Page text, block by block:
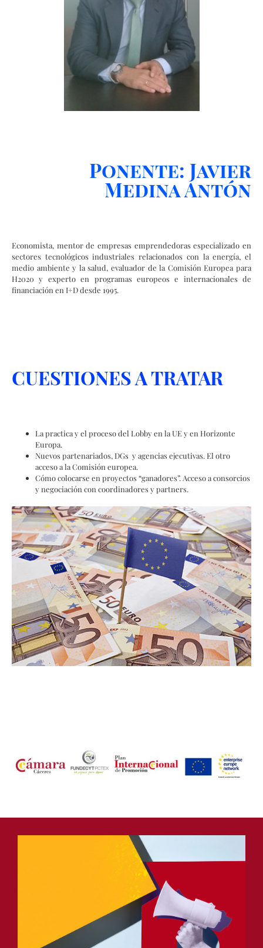
Ponente: Javier
Medina Antón
Economista, mentor de empresas emprendedoras especializado en
sectores tecnológicos industriales relacionados con la energía, el
medio ambiente y la salud, evaluador de la Comisión Europea para
H2020 y experto en programas europeos e internacionales de
financiación en I+D desde 1995.
CUESTIONES A TRATAR
La practica y el proceso del Lobby en la UE y en Horizonte
Europa.
Nuevos partenariados, DGs y agencias ejecutivas. El otro
acceso a la Comisión europea.
Cómo colocarse en proyectos “ganadores”. Acceso a consorcios
y negociación con coordinadores y partners.